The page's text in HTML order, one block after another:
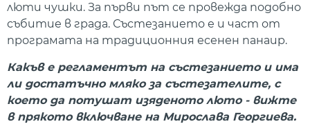
люти чушки. За първи път се провежда подобно
събитие в града. Състезанието е и част от
програмата на традиционния есенен панаир.
Какъв е регламентът на състезанието и има
ли достатъчно мляко за състезателите, с
което да потушат изяденото люто - вижте
в прякото включване на Мирослава Георгиева.